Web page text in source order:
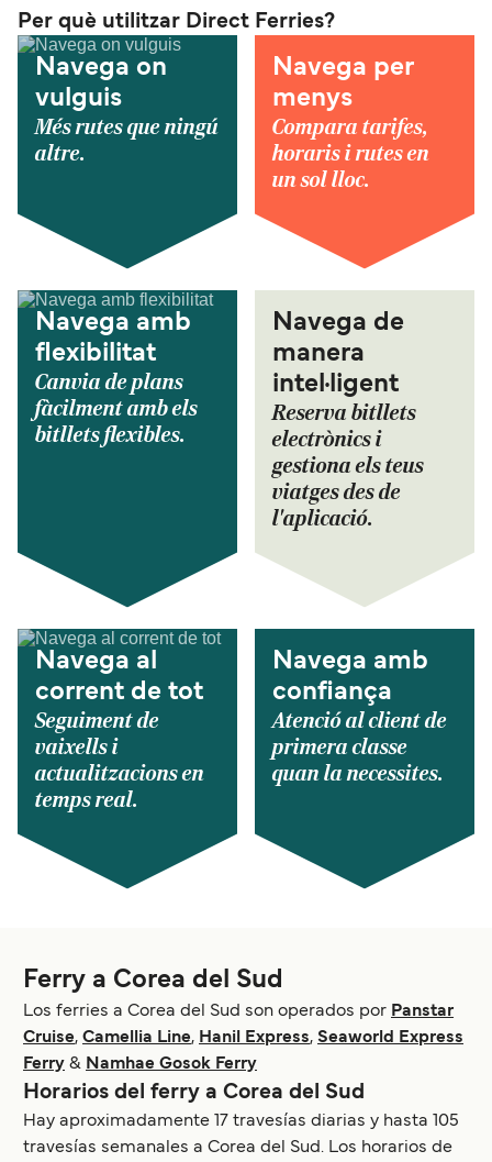
Per què utilitzar Direct Ferries?
Navega on
vulguis
Més rutes que ningú
altre.
Navega per
menys
Compara tarifes,
horaris i rutes en
un sol lloc.
Navega amb
flexibilitat
Canvia de plans
fàcilment amb els
bitllets flexibles.
Navega de
manera
intel·ligent
Reserva bitllets
electrònics i
gestiona els teus
viatges des de
l'aplicació.
Navega al
corrent de tot
Seguiment de
vaixells i
actualitzacions en
temps real.
Navega amb
confiança
Atenció al client de
primera classe
quan la necessites.
Ferry a Corea del Sud
Los ferries a Corea del Sud son operados por Panstar
Cruise, Camellia Line, Hanil Express, Seaworld Express
Ferry & Namhae Gosok Ferry
Horarios del ferry a Corea del Sud
Hay aproximadamente 17 travesías diarias y hasta 105
travesías semanales a Corea del Sud. Los horarios de